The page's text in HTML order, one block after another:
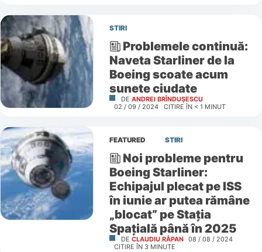
STIRI
Problemele continuă:
Naveta Starliner de la
Boeing scoate acum
sunete ciudate
DE ANDREI BRÎNDUȘESCU
02 / 09 / 2024
CITIRE ÎN < 1 MINUT
FEATURED STIRI
Noi probleme pentru
Boeing Starliner:
Echipajul plecat pe ISS
în iunie ar putea rămâne
„blocat” pe Stația
Spațială până în 2025
DE CLAUDIU RÂPAN 08 / 08 / 2024
CITIRE ÎN 3 MINUTE